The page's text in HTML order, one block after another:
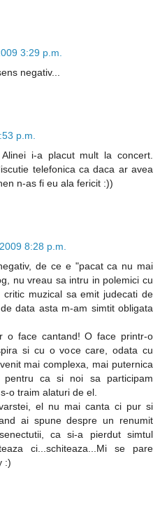
3:29 p.m.
negativ...
p.m.
i-a placut mult la concert.
telefonica ca daca ar avea
n-as fi eu ala fericit :))
8:28 p.m.
de ce e "pacat ca nu mai
nu vreau sa intru in polemici cu
muzical sa emit judecati de
data asta m-am simtit obligata
o face cantand! O face printr-o
si cu o voce care, odata cu
mai complexa, mai puternica
ca si noi sa participam
o traim alaturi de el.
el nu mai canta ci pur si
ai spune despre un renumit
ca si-a pierdut simtul
ci...schiteaza...Mi se pare
:)